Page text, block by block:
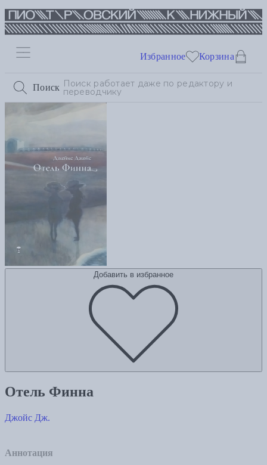
Поиск
Избранное Корзина
Добавить в избранное
Отель Финна
Джойс Дж.
Аннотация